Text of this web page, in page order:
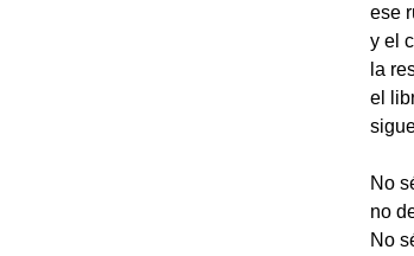
ese
y el
la
el
No
no
No